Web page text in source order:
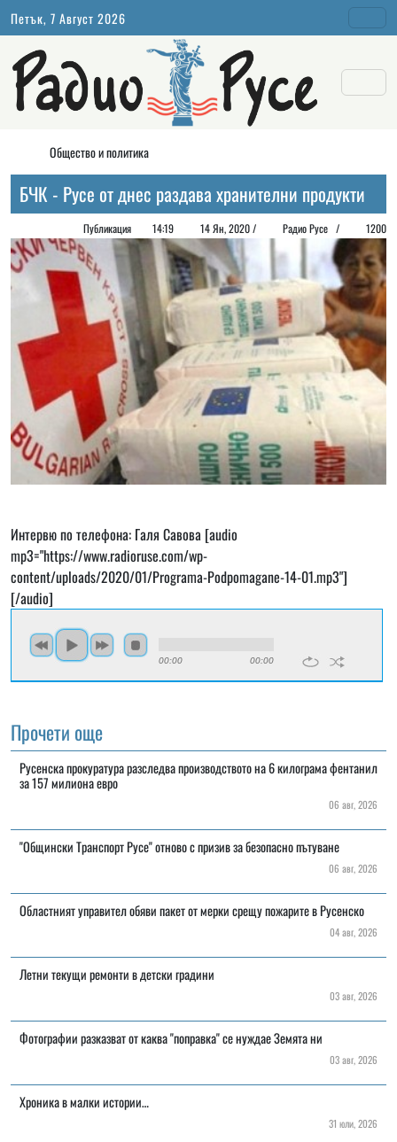
Петък, 7 Август 2026
Общество и политика
БЧК - Русе от днес раздава хранителни продукти
Публикация 14:19 14 Ян, 2020 / Радио Русе / 1200
Интервю по телефона: Галя Савова [audio
mp3="https://www.radioruse.com/wp-
content/uploads/2020/01/Programa-Podpomagane-14-01.mp3"]
[/audio]
00:00 00:00
Прочети още
Русенска прокуратура разследва производството на 6 килограма фентанил
за 157 милиона евро
06 авг, 2026
"Общински Транспорт Русе" отново с призив за безопасно пътуване
06 авг, 2026
Областният управител обяви пакет от мерки срещу пожарите в Русенско
04 авг, 2026
Летни текущи ремонти в детски градини
03 авг, 2026
Фотографии разказват от каква "поправка" се нуждае Земята ни
03 авг, 2026
Хроника в малки истории…
31 юли, 2026